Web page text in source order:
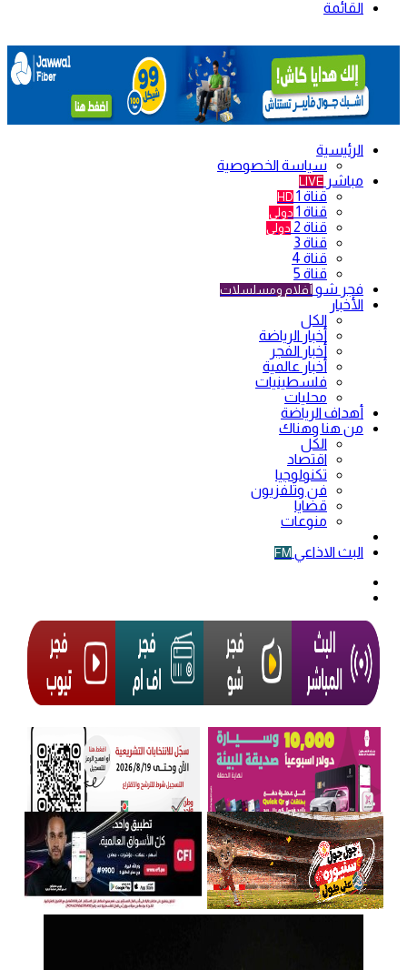
القائمة
الرئيسية
سياسة الخصوصية
مباشر LIVE
قناة 1 HD
قناة 1 دولي
قناة 2 دولي
قناة 3
قناة 4
قناة 5
فجر شو أفلام ومسلسلات
الأخبار
الكل
أخبار الرياضة
أخبار الفجر
أخبار عالمية
فلسطينيات
محليات
أهداف الرياضة
من هنا وهناك
الكل
اقتصاد
تكنولوجيا
فن وتلفزيون
قضايا
منوعات
البث الاذاعي FM